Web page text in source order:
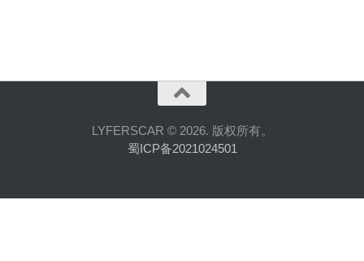
LYFERSCAR © 2026. 版权所有。
蜀ICP备2021024501